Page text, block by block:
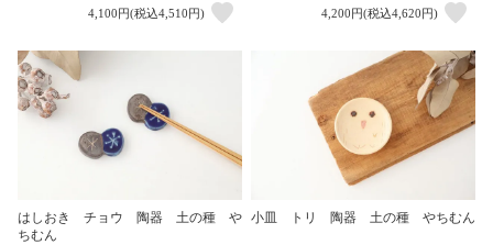
4,100円(税込4,510円) 4,200円(税込4,620円)
はしおき チョウ 陶器 土の種 や
ちむん
小皿 トリ 陶器 土の種 やちむん